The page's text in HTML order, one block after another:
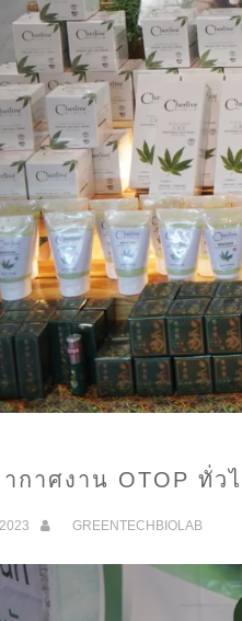
กาศงาน OTOP ทั่
GREENTECHBIOLAB